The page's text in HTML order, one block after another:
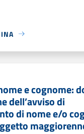
e cognome:
dell’avviso di
di nome e/o